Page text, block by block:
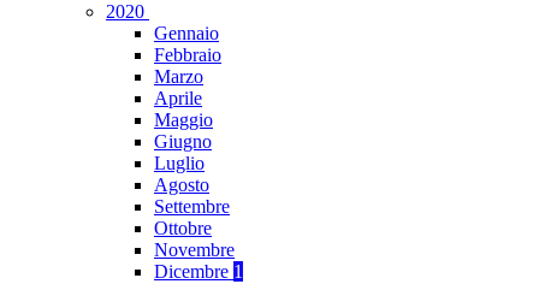
2020
Gennaio
Febbraio
Marzo
Aprile
Maggio
Giugno
Luglio
Agosto
Settembre
Ottobre
Novembre
Dicembre 1